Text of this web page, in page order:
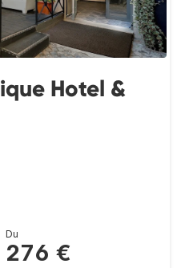
Hotel &
Du
276 €